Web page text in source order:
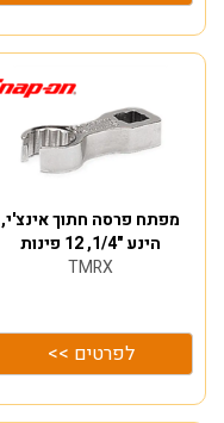
מפתח פרסה חתוך אינצ'י,
הינע "1/4, 12 פינות
TMRX
לפרטים >>